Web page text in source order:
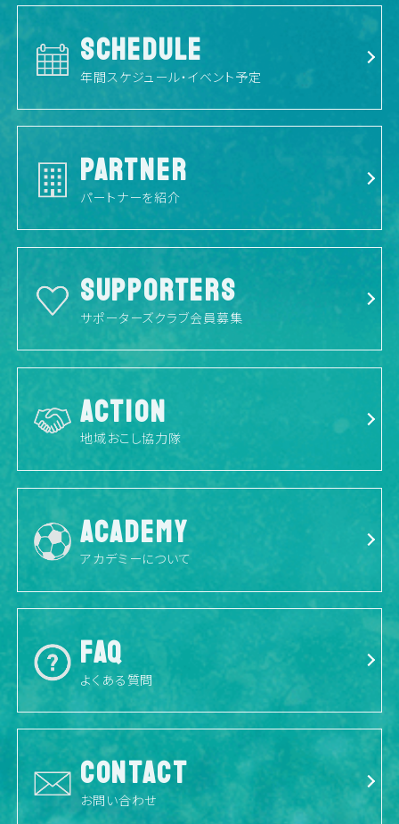
SCHEDULE
年間スケジュール・イベント予定
PARTNER
パートナーを紹介
SUPPORTERS
サポーターズクラブ会員募集
ACTION
地域おこし協力隊
ACADEMY
アカデミーについて
FAQ
よくある質問
CONTACT
お問い合わせ